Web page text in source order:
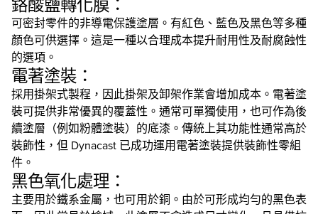
可密封零件的非導電保護塗層。有紅色、藍色及黑色等多種
顏色可供選擇。這是一種以合理成本提升耐用性及耐腐蝕性
的選項。
電著塗裝：
採用掛架式製程，因此掛架及卸架作業會增加成本。電著塗
裝可提供非常優異的覆蓋性。通常可單獨使用，也可作為後
續塗層（例如粉體塗裝）的底漆。傳統上其功能性通常高於
裝飾性，但 Dynacast 已成功運用電著塗裝提供裝飾性零組
件。
黑色氧化處理：
主要用於鐵系金屬，也可用於銅。由於可形成均勻的黑色表